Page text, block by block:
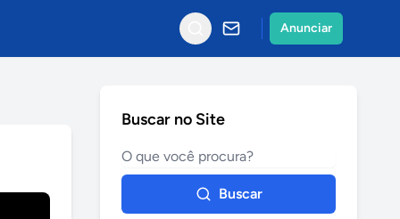
Anunciar
Buscar no Site
Buscar